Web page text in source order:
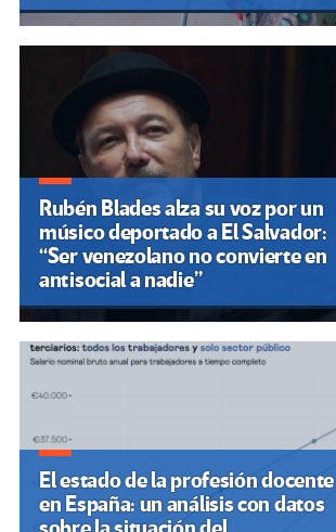
Rubén Blades alza su voz por un
músico deportado a El Salvador:
“Ser venezolano no convierte en
antisocial a nadie”
El estado de la profesión docente
en España: un análisis con datos